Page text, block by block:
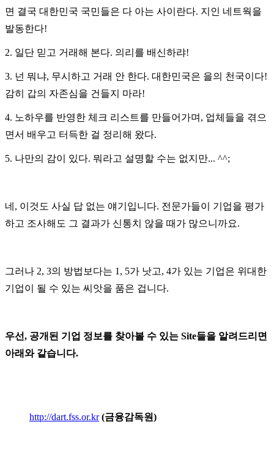
면 결국 대한민국 국민들은 다 아는 사이란다. 지인 네트웍을
발동한다!
2. 일단 믿고 거래해 본다. 의리를 배신하랴!
3. 넌 뭐냐, 무시하고 거래 안 한다. 대한민국은 을의 천국이다!
감히 갑의 자존심을 건들지 마라!
4. 노하우를 반영한 체크 리스트를 만들어가며 , 업체들을 겪으
면서 배우고 터득한 걸 정리해 왔다.
5. 나만의 감이 있다. 뭐라고 설명할 수는 없지만... ^^;
네 , 이것도 사실 답 없는 얘기입니다. 전문가들이 기업을 평가
하고 조사해도 그 결과가 신통치 않을 때가 많으니까요.
그러나 2, 3의 방법보다는 1, 5가 낫고, 4가 있는 기업은 위대한
기업이 될 수 있는 씨앗을 품은 겁니다.
우선, 공개된 기업 정보를 찾아볼 수 있는 Site들을 알려드리면
아래와 같습니다.
http://dart.fss.or.kr(금융감독원)